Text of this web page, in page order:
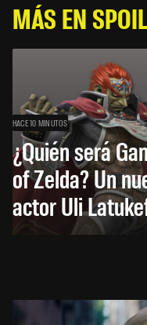
MÁS EN
HACE 10 MINUTOS
¿Quién será
of Zelda? Un
actor Uli